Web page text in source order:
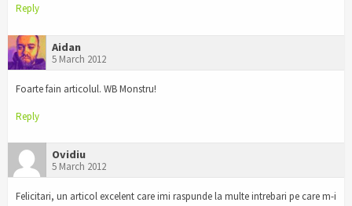
Reply
Aidan
5 March 2012
Foarte fain articolul. WB Monstru!
Reply
Ovidiu
5 March 2012
Felicitari, un articol excelent care imi raspunde la multe intrebari pe care m-i